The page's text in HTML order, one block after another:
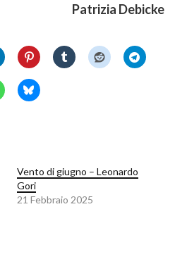
Patrizia Debicke
Vento di giugno – Leonardo
Gori
21 Febbraio 2025